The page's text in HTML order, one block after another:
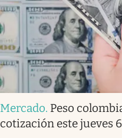
Mercado. Peso
cotización este jueves